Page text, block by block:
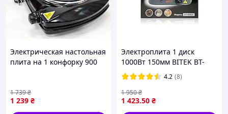
Электрическая настольная
плита на 1 конфорку 900
(УКР)
1 239 ₴
1 739₴
Электроплита 1 диск
1000Вт 150мм BITEK BT-
9086A
4.2 (8)
1 423.50 ₴
1 950₴